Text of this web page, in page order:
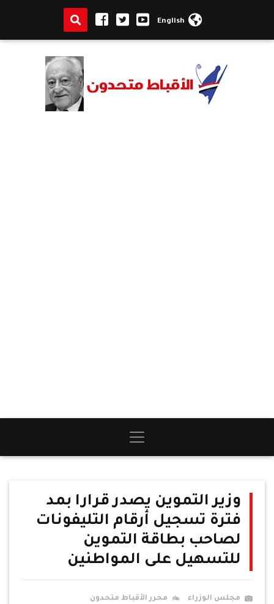
English
وزير التموين يصدر قرارا بمد
فترة تسجيل أرقام التليفونات
لصاحب بطاقة التموين
للتسهيل على المواطنين
مجلس الوزراء
محرر الأقباط متحدون